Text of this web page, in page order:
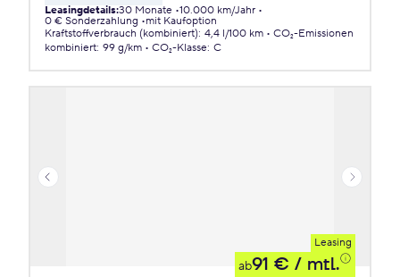
Leasingdetails:30 Monate 10.000 km/Jahr
0 € Sonderzahlung
mit Kaufoption
Kraftstoffverbrauch (kombiniert): 4,4 l/100 km
CO₂-Emissionen
kombiniert: 99 g/km CO₂-Klasse: C
Leasing
ab91 € / mtl.